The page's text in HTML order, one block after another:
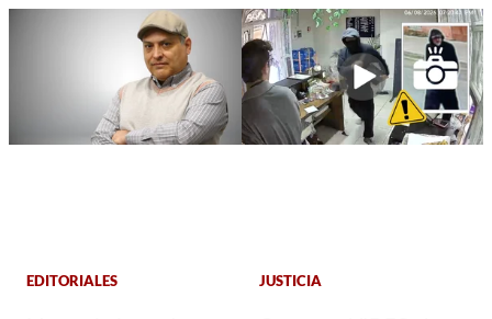
EDITORIALES JUSTICIA